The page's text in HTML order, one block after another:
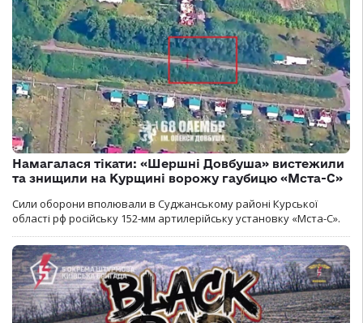
Намагалася тікати: «Шершні Довбуша» вистежили
та знищили на Курщині ворожу гаубицю «Мста-С»
Сили оборони вполювали в Суджанському районі Курської
області рф російську 152-мм артилерійську установку «Мста-С».